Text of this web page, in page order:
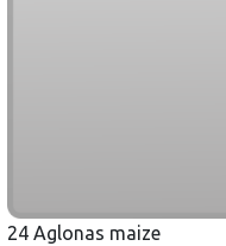
24 Aglonas maize